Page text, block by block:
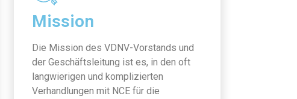
Mission
Die Mission des VDNV-Vorstands und
der Geschäftsleitung ist es, in den oft
langwierigen und komplizierten
Verhandlungen mit NCE für die